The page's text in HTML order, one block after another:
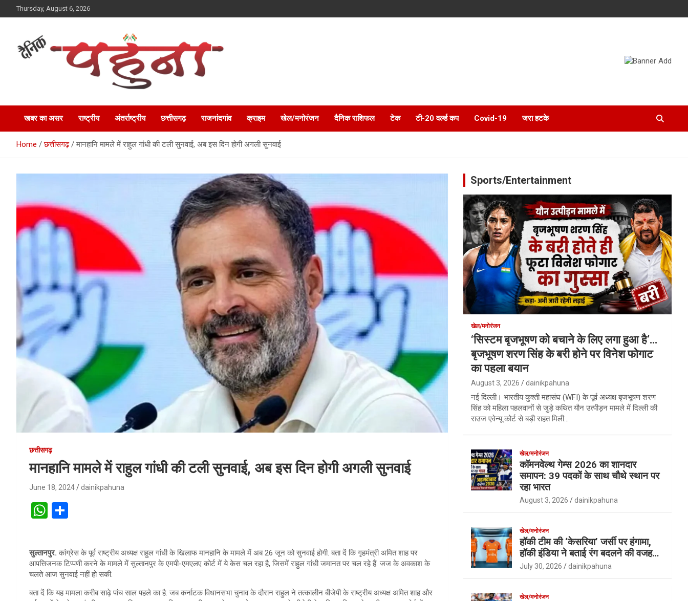
to
Thursday, August 6, 2026
Dainik Pahuna
खबर का असर राष्ट्रीय अंतर्राष्ट्रीय छत्तीसगढ़ राजनांदगांव क्राइम खेल/मनोरंजन दैनिक राशिफल टेक टी-20 वर्ल्ड कप Covid-19 जरा हटके
Home छत्तीसगढ़ मानहानि मामले में राहुल गांधी की टली सुनवाई, अब इस दिन होगी अगली सुनवाई
छत्तीसगढ़
मानहानि मामले में राहुल गांधी की टली सुनवाई, अब इस दिन होगी अगली सुनवाई
June 18, 2024 dainikpahuna
W
s
A
p
ar
e
सुल्तानपुर. कांग्रेस के पूर्व राष्ट्रीय अध्यक्ष राहुल गांधी के खिलाफ मानहानि के मामले में अब 26 जून को सुनवाई होगी. बता दें कि गृहमंत्री अमित शाह पर
आपत्तिजनक टिप्पणी करने के मामले में सुल्तानपुर के एमपी-एमएलए कोर्ट में ये केस चल रहा है, जिसमें राहुल गांधी जमानत पर चल रहे हैं. जज के अवकाश के
चलते आज सुनवाई नहीं हो सकी.
बता दें कि यह मामला करीब साढ़े पांच साल पहले का है. जब कर्नाटक विधानसभा चुनाव के दौरान राहुल ने तत्कालीन बीजेपी के राष्ट्रीय अध्यक्ष अमित शाह और
Sports/Entertainment
खेल/मनोरंजन
‘सिस्टम बृजभूषण को बचाने के लिए लगा हुआ है’…
बृजभूषण शरण सिंह के बरी होने पर विनेश फोगाट
का पहला बयान
August 3, 2026 dainikpahuna
नई दिल्ली। भारतीय कुश्ती महासंघ (WFI) के पूर्व अध्यक्ष बृजभूषण शरण
सिंह को महिला पहलवानों से जुड़े कथित यौन उत्पीड़न मामले में दिल्ली की
राउज एवेन्यू कोर्ट से बड़ी राहत मिली…
खेल/मनोरंजन
कॉमनवेल्थ गेम्स 2026 का शानदार
समापन: 39 पदकों के साथ चौथे स्थान पर
रहा भारत
August 3, 2026 dainikpahuna
खेल/मनोरंजन
हॉकी टीम की ‘केसरिया’ जर्सी पर हंगामा,
हॉकी इंडिया ने बताई रंग बदलने की वजह…
July 30, 2026 dainikpahuna
खेल/मनोरंजन